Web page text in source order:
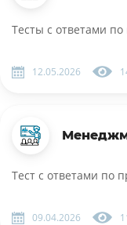
Тесты с ответами
12.05.2026
Тест c ответами по
09.04.2026